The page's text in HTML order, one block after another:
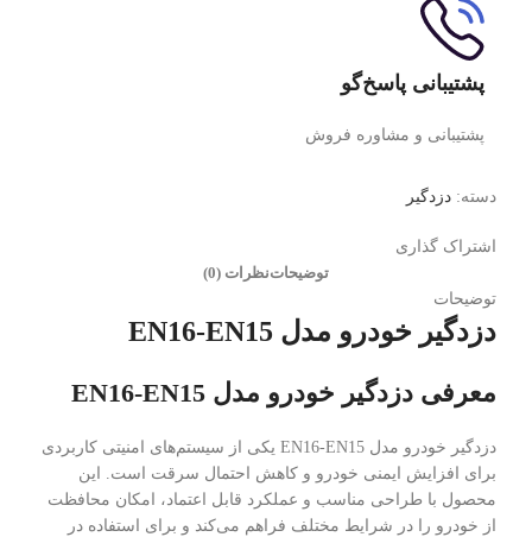
پشتیبانی پاسخ‌گو
پشتیبانی و مشاوره فروش
دسته: دزدگیر
اشتراک گذاری
توضیحاتنظرات (0)
توضیحات
دزدگیر خودرو مدل EN16-EN15
معرفی دزدگیر خودرو مدل EN16-EN15
دزدگیر خودرو مدل EN16-EN15 یکی از سیستم‌های امنیتی کاربردی
برای افزایش ایمنی خودرو و کاهش احتمال سرقت است. این
محصول با طراحی مناسب و عملکرد قابل اعتماد، امکان محافظت
از خودرو را در شرایط مختلف فراهم می‌کند و برای استفاده در